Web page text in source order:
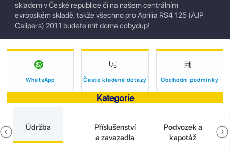
skladem v České republice či na našem centrálním
evropském skladě, takže všechno pro Aprilia RS4 125 (AJP
Calipers) 2011 budete mít doma cobydup!
WhatsApp Často kladené dotazy Obchodní podmínky
Kategorie
Údržba
Příslušenství
a zavazadla
Podvozek a
kapotáž